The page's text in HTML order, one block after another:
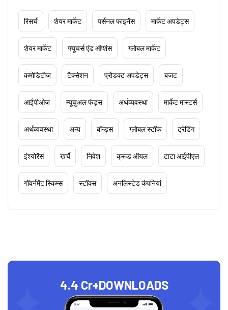
रिसर्च शेयर मार्केट पर्सनल फाइनेंस मार्केट अपडेट्स
शेयर मार्केट फ्यूचर्स एंड ऑप्शंस ग्लोबल मार्केट
कमोडिटीज़ टैक्सेशन प्रोडक्ट अपडेट्स बजट
आईपीओज़ म्यूचुअल फंड्स अर्थव्यवस्था मार्केट मास्टर्स
अर्थव्यवस्था अन्य बॉन्ड्स ग्लोबल स्टॉक ट्रेडिंग
इंश्योरेंस खर्चे निवेश क्रूड ऑयल टाटा आईपीएल
गॉवर्नमेंट स्किम्स स्टॉक्स अनलिस्टेड कंपनियां
4.4 Cr+DOWNLOADS